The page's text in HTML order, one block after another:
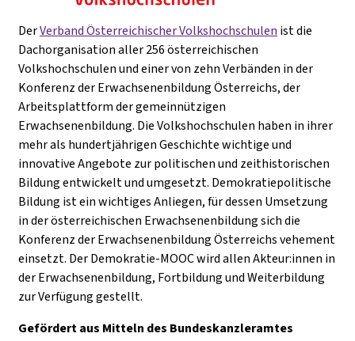
DerVerband Österreichischer Volkshochschulen ist die
Dachorganisation aller 256 österreichischen
Volkshochschulen und einer von zehn Verbänden in der
Konferenz der Erwachsenenbildung Österreichs, der
Arbeitsplattform der gemeinnützigen
Erwachsenenbildung. Die Volkshochschulen haben in ihrer
mehr als hundertjährigen Geschichte wichtige und
innovative Angebote zur politischen und zeithistorischen
Bildung entwickelt und umgesetzt. Demokratiepolitische
Bildung ist ein wichtiges Anliegen, für dessen Umsetzung
in der österreichischen Erwachsenenbildung sich die
Konferenz der Erwachsenenbildung Österreichs vehement
einsetzt. Der Demokratie-MOOC wird allen Akteur:innen in
der Erwachsenenbildung, Fortbildung und Weiterbildung
zur Verfügung gestellt.
Gefördert aus Mitteln des Bundeskanzleramtes